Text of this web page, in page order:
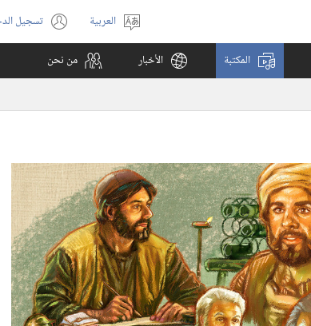
اختر
اللغة
العربية تسجيل(يفتح
نافذة
المكتبة الأخبار من نحن